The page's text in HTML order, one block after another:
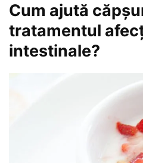
Cum ajută
tratamentul
intestinale?